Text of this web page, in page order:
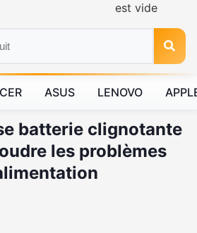
est vide
ASUS LENOVO
batterie clignotante
les problèmes